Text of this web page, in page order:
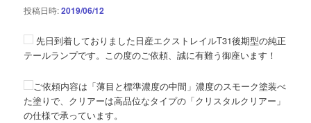
投稿日時:2019/06/12
先日到着しておりました日産エクストレイルT31後期型の純正
テールランプです。この度のご依頼、誠に有難う御座います！
ご依頼内容は「薄目と標準濃度の中間」濃度のスモーク塗装べ
た塗りで、クリアーは高品位なタイプの「クリスタルクリアー」
の仕様で承っています。